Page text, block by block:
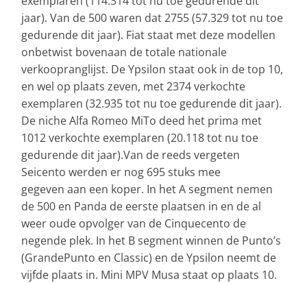
jaar). Van de 500 waren dat 2755 (57.329 tot nu toe
gedurende dit jaar). Fiat staat met deze modellen
onbetwist bovenaan de totale nationale
verkoopranglijst. De Ypsilon staat ook in de top 10,
en wel op plaats zeven, met 2374 verkochte
exemplaren (32.935 tot nu toe gedurende dit jaar).
De niche Alfa Romeo MiTo deed het prima met
1012 verkochte exemplaren (20.118 tot nu toe
gedurende dit jaar).Van de reeds vergeten
Seicento werden er nog 695 stuks mee
gegeven aan een koper. In het A segment nemen
de 500 en Panda de eerste plaatsen in en de al
weer oude opvolger van de Cinquecento de
negende plek. In het B segment winnen de Punto’s
(GrandePunto en Classic) en de Ypsilon neemt de
vijfde plaats in. Mini MPV Musa staat op plaats 10.